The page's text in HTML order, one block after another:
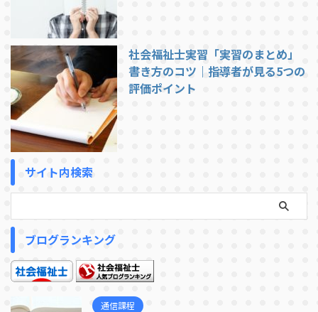
社会福祉士実習「実習のまとめ」
書き方のコツ｜指導者が見る5つの
評価ポイント
サイト内検索
ブログランキング
通信課程